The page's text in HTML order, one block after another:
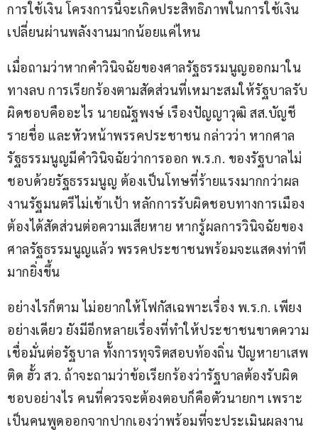
การใช้เงิน โครงการนี้จะเกิดประสิทธิภาพในการใช้เงิน
เปลี่ยนผ่านพลังงานมากน้อยแค่ไหน
เมื่อถามว่าหากคำวินิจฉัยของศาลรัฐธรรมนูญออกมาใน
ทางลบ การเรียกร้องตามสัดส่วนที่เหมาะสมให้รัฐบาลรับ
ผิดชอบคืออะไร นายณัฐพงษ์ เรืองปัญญาวุฒิ สส.บัญชี
รายชื่อ และหัวหน้าพรรคประชาชน กล่าวว่า หากศาล
รัฐธรรมนูญมีคำวินิจฉัยว่าการออก พ.ร.ก. ของรัฐบาลไม่
ชอบด้วยรัฐธรรมนูญ ต้องเป็นโทษที่ร้ายแรงมากกว่าผล
งานรัฐมนตรีไม่เข้าเป้า หลักการรับผิดชอบทางการเมือง
ต้องได้สัดส่วนต่อความเสียหาย หากรู้ผลการวินิจฉัยของ
ศาลรัฐธรรมนูญแล้ว พรรคประชาชนพร้อมจะแสดงท่าที
มากยิ่งขึ้น
อย่างไรก็ตาม ไม่อยากให้โฟกัสเฉพาะเรื่อง พ.ร.ก. เพียง
อย่างเดียว ยังมีอีกหลายเรื่องที่ทำให้ประชาชนขาดความ
เชื่อมั่นต่อรัฐบาล ทั้งการทุจริตสอบท้องถิ่น ปัญหายาเสพ
ติด ฮั้ว สว. ถ้าจะถามว่าข้อเรียกร้องว่ารัฐบาลต้องรับผิด
ชอบอย่างไร คนที่ควรจะต้องตอบก็คือตัวนายกฯ เพราะ
เป็นคนพูดออกจากปากเองว่าพร้อมที่จะประเมินผลงาน